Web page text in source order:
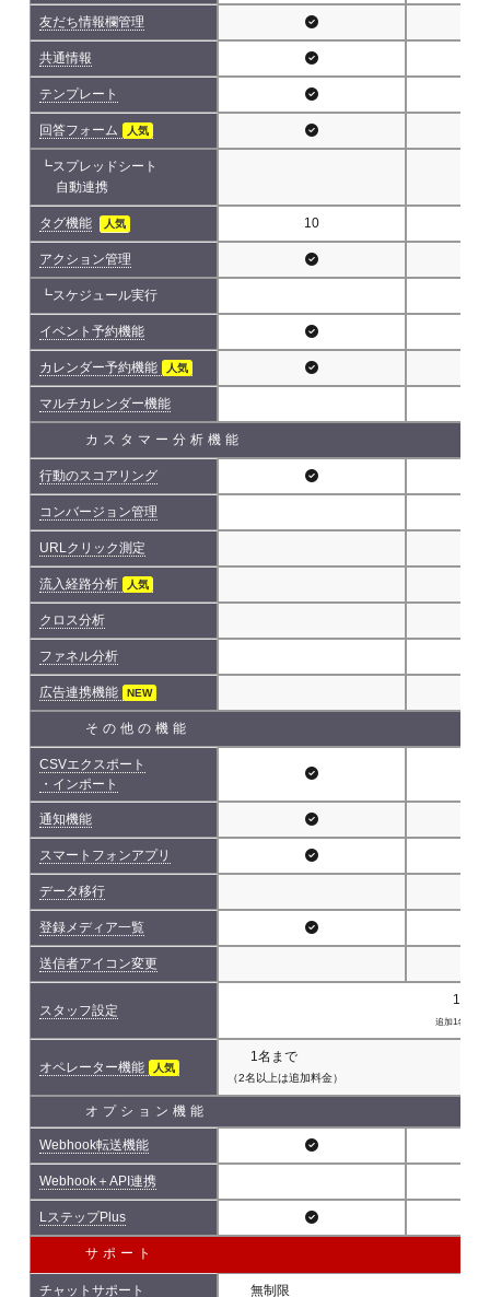
友だち情報欄管理
共通情報
テンプレート
回答フォーム 人気
┗スプレッドシート
自動連携
タグ機能 人気 10
アクション管理
┗スケジュール実行
イベント予約機能
カレンダー予約機能 人気
マルチカレンダー機能
カスタマー分析機能
行動のスコアリング
コンバージョン管理
URLクリック測定
流入経路分析 人気
クロス分析
ファネル分析
広告連携機能 NEW
その他の機能
CSVエクスポート
・インポート
通知機能
スマートフォンアプリ
データ移行
登録メディア一覧
送信者アイコン変更
スタッフ設定
1名(
追加1名につ
オペレーター機能 人気
1名まで
（2名以上は追加料金）
オプション機能
Webhook転送機能
Webhook＋API連携
LステップPlus
サポート
チャットサポート 無制限